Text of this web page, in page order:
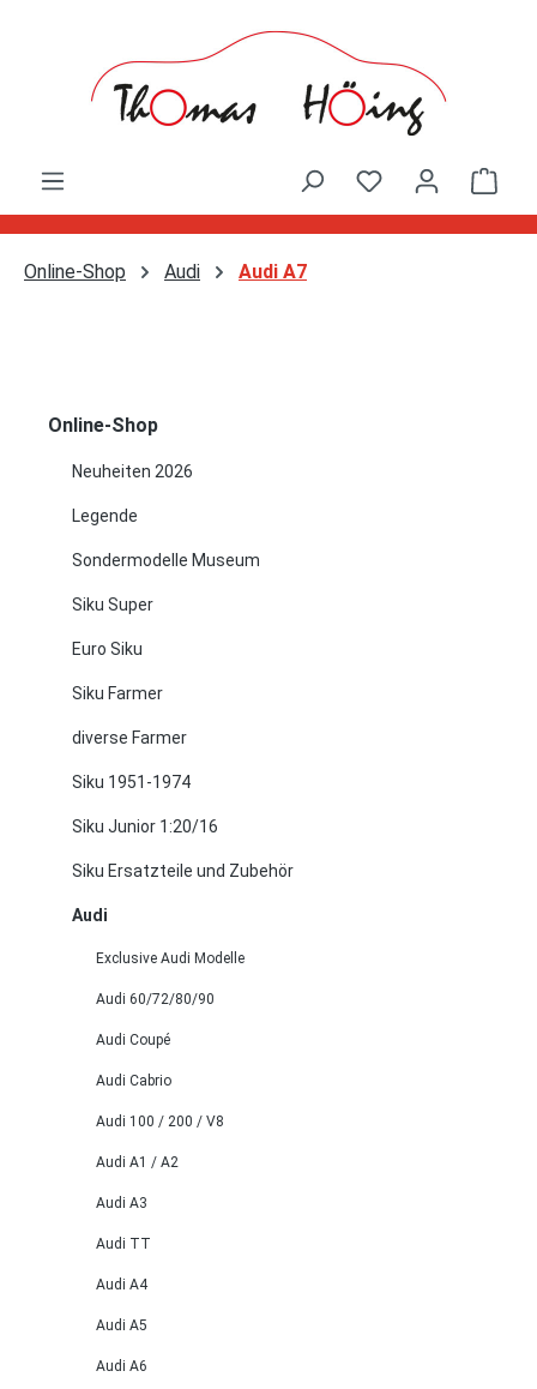
Online-Shop Audi Audi A7
Online-Shop
Neuheiten 2026
Legende
Sondermodelle Museum
Siku Super
Euro Siku
Siku Farmer
diverse Farmer
Siku 1951-1974
Siku Junior 1:20/16
Siku Ersatzteile und Zubehör
Audi
Exclusive Audi Modelle
Audi 60/72/80/90
Audi Coupé
Audi Cabrio
Audi 100 / 200 / V8
Audi A1 / A2
Audi A3
Audi TT
Audi A4
Audi A5
Audi A6